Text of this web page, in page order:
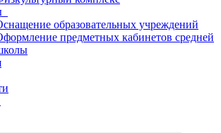
образовательных учреждений
предметных кабинетов средней